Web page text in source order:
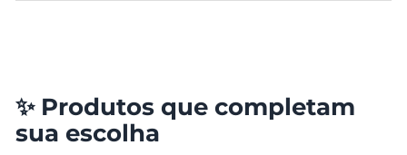
✨ Produtos que completam
sua escolha